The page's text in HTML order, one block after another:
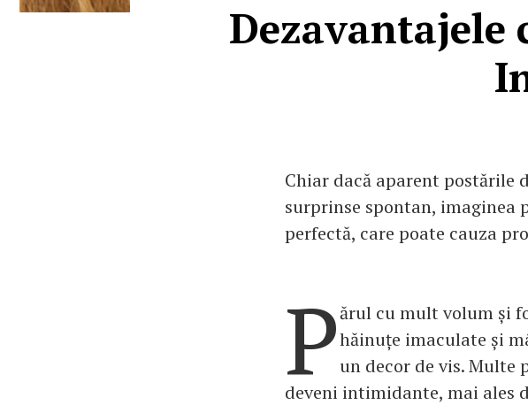
Dezavantajele
Chiar dacă aparent postările
surprinse spontan, imaginea
perfectă, care poate cauza
Părul cu mult volum și
hăinuțe imaculate și
un decor de vis. Multe
deveni intimidante, mai ales